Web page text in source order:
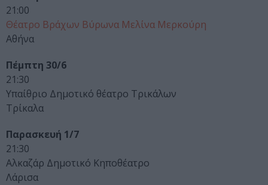
21:00
Θέατρο Βράχων Βύρωνα Μελίνα Μερκούρη
Αθήνα
Πέμπτη 30/6
21:30
Υπαίθριο Δημοτικό θέατρο Τρικάλων
Τρίκαλα
Παρασκευή 1/7
21:30
Αλκαζάρ Δημοτικό Κηποθέατρο
Λάρισα